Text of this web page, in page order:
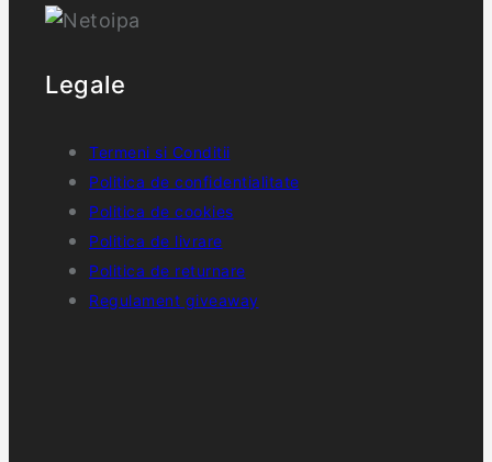
Legale
Termeni si Conditii
Politica de confidentialitate
Politica de cookies
Politica de livrare
Politica de returnare
Regulament giveaway